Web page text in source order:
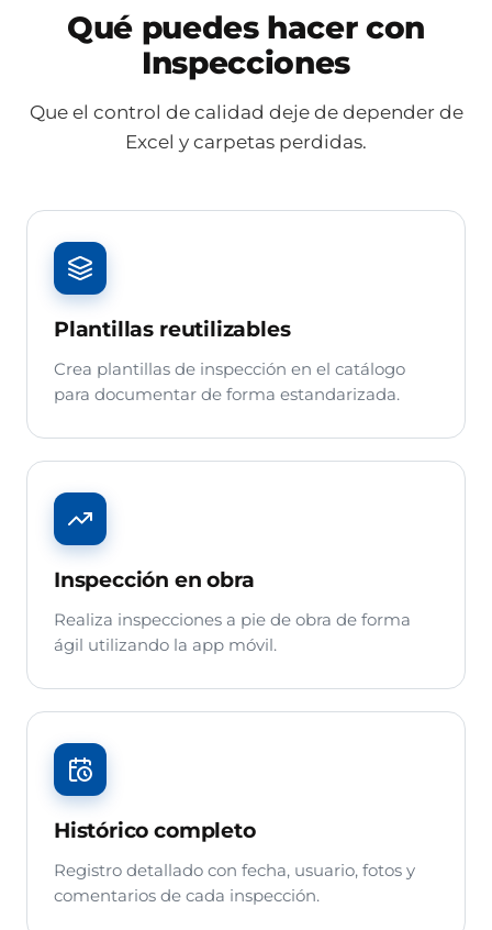
Qué puedes hacer con
Inspecciones
Que el control de calidad deje de depender de
Excel y carpetas perdidas.
Plantillas reutilizables
Crea plantillas de inspección en el catálogo
para documentar de forma estandarizada.
Inspección en obra
Realiza inspecciones a pie de obra de forma
ágil utilizando la app móvil.
Histórico completo
Registro detallado con fecha, usuario, fotos y
comentarios de cada inspección.